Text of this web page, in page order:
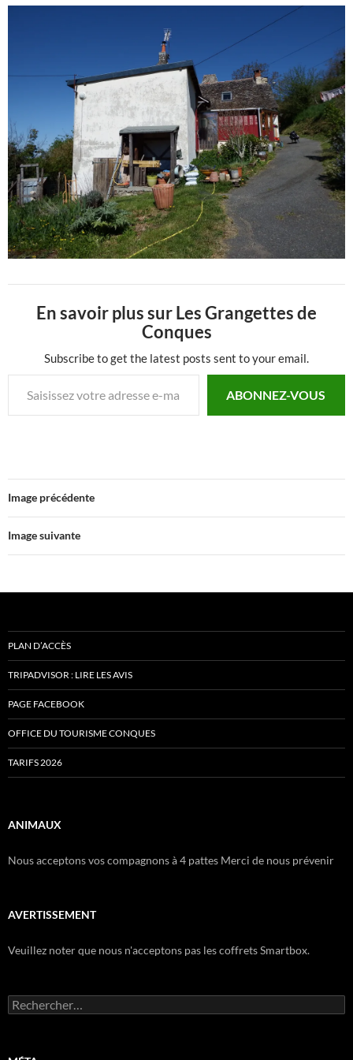
En savoir plus sur Les Grangettes de
Conques
Subscribe to get the latest posts sent to your email.
Saisissez votre adresse e-mail…
ABONNEZ-VOUS
Image précédente
Image suivante
PLAN D’ACCÈS
TRIPADVISOR : LIRE LES AVIS
PAGE FACEBOOK
OFFICE DU TOURISME CONQUES
TARIFS 2026
ANIMAUX
Nous acceptons vos compagnons à 4 pattes Merci de nous prévenir
AVERTISSEMENT
Veuillez noter que nous n'acceptons pas les coffrets Smartbox.
Rechercher :